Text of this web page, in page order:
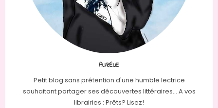
AURÉLIE
Petit blog sans prétention d'une humble lectrice
souhaitant partager ses découvertes littéraires... A vos
librairies : Prêts? Lisez!